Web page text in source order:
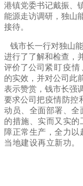
港镇党委书记戴振、
能源走访调研，独山
接待。
钱市长一行对独山
进行了了解和检查，
评价了公司 紧盯疫情
的实效，并对公司此
表示赞赏，钱市长强
要求公司 把疫情防控
动员、全面部署、全
的措施、实而又实的
障正常生产，全力
当地建设再立新功。